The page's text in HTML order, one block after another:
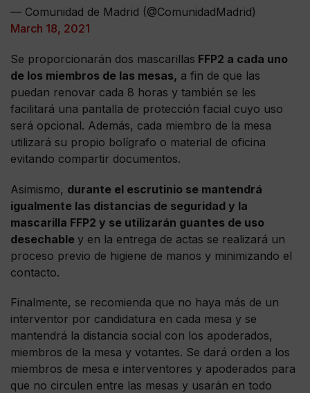
— Comunidad de Madrid (@ComunidadMadrid)
March 18, 2021
Se proporcionarán dos mascarillas FFP2 a cada uno
de los miembros de las mesas, a fin de que las
puedan renovar cada 8 horas y también se les
facilitará una pantalla de protección facial cuyo uso
será opcional. Además, cada miembro de la mesa
utilizará su propio bolígrafo o material de oficina
evitando compartir documentos.
Asimismo, durante el escrutinio se mantendrá
igualmente las distancias de seguridad y la
mascarilla FFP2 y se utilizarán guantes de uso
desechable y en la entrega de actas se realizará un
proceso previo de higiene de manos y minimizando el
contacto.
Finalmente, se recomienda que no haya más de un
interventor por candidatura en cada mesa y se
mantendrá la distancia social con los apoderados,
miembros de la mesa y votantes. Se dará orden a los
miembros de mesa e interventores y apoderados para
que no circulen entre las mesas y usarán en todo